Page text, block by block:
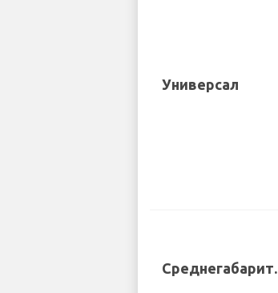
Универсал
Среднегабарит.